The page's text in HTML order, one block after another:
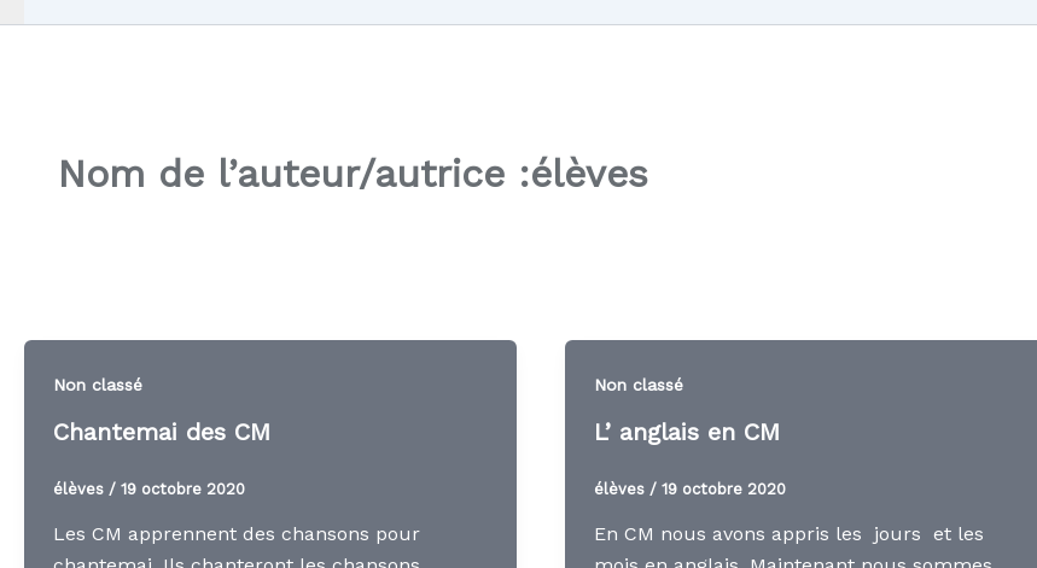
Nom de l’auteur/autrice :élèves
Non classé
Chantemai des CM
élèves / 19 octobre 2020
Les CM apprennent des chansons pour
Non classé
L’ anglais en CM
élèves / 19 octobre 2020
En CM nous avons appris les jours et les